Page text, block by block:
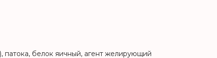
патока, белок яичный, агент желирующий